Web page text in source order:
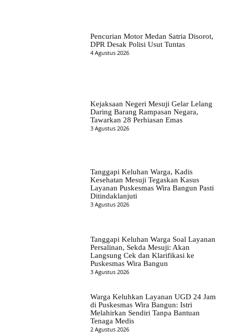
Pencurian Motor Medan Satria Disorot,
DPR Desak Polisi Usut Tuntas
4 Agustus 2026
Kejaksaan Negeri Mesuji Gelar Lelang
Daring Barang Rampasan Negara,
Tawarkan 28 Perhiasan Emas
3 Agustus 2026
Tanggapi Keluhan Warga, Kadis
Kesehatan Mesuji Tegaskan Kasus
Layanan Puskesmas Wira Bangun Pasti
Ditindaklanjuti
3 Agustus 2026
Tanggapi Keluhan Warga Soal Layanan
Persalinan, Sekda Mesuji: Akan
Langsung Cek dan Klarifikasi ke
Puskesmas Wira Bangun
3 Agustus 2026
Warga Keluhkan Layanan UGD 24 Jam
di Puskesmas Wira Bangun: Istri
Melahirkan Sendiri Tanpa Bantuan
Tenaga Medis
2 Agustus 2026